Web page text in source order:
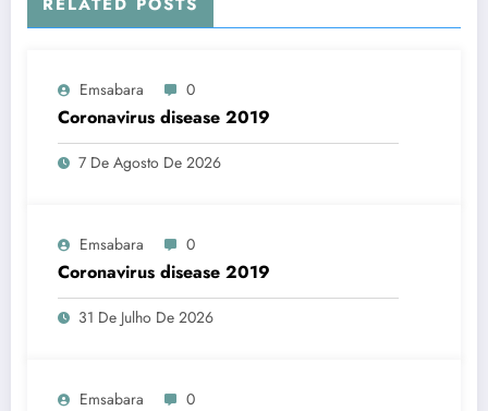
Emsabara 0
Coronavirus disease 2019
7 De Agosto De 2026
Emsabara 0
Coronavirus disease 2019
31 De Julho De 2026
Emsabara 0